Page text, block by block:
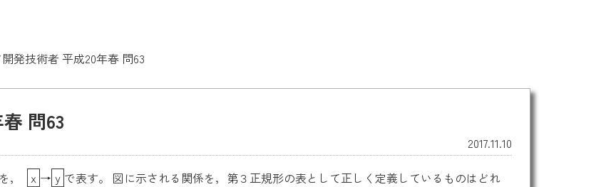
発技術者 平成20年春 問63
問63
2017.11.10
， ｘ → ｙ で表す。 図に示される関係を，第３正規形の表として正しく定義しているものはどれ